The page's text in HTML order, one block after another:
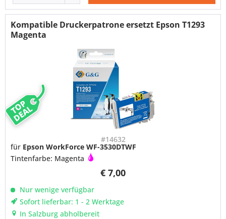
TOP
DEAL
Kompatible Druckerpatrone ersetzt Epson T1293
Magenta
#14632
€ 7,00
für Epson WorkForce WF-3530DTWF
Tintenfarbe: Magenta
Nur wenige verfügbar
Sofort lieferbar: 1 - 2 Werktage
In Salzburg abholbereit